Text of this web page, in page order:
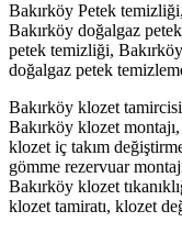
Bakırköy Petek
Bakırköy doğalgaz petek
petek temizliği,
doğalgaz petek
Bakırköy klozet
Bakırköy klozet
klozet iç takım
gömme rezervuar
Bakırköy klozet
klozet tamiratı, klozet